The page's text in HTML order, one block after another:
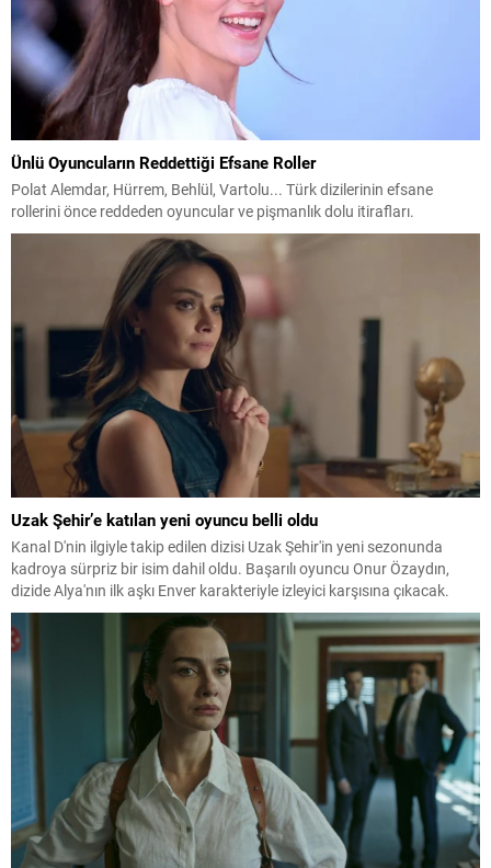
Ünlü Oyuncuların Reddettiği Efsane Roller
Polat Alemdar, Hürrem, Behlül, Vartolu... Türk dizilerinin efsane
rollerini önce reddeden oyuncular ve pişmanlık dolu itirafları.
Uzak Şehir’e katılan yeni oyuncu belli oldu
Kanal D'nin ilgiyle takip edilen dizisi Uzak Şehir'in yeni sezonunda
kadroya sürpriz bir isim dahil oldu. Başarılı oyuncu Onur Özaydın,
dizide Alya'nın ilk aşkı Enver karakteriyle izleyici karşısına çıkacak.